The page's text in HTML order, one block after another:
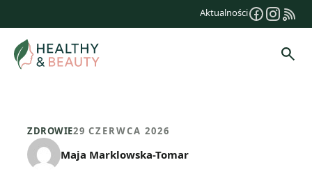
treści
Aktualności
ZDROWIE29 CZERWCA 2026
Maja Marklowska-Tomar